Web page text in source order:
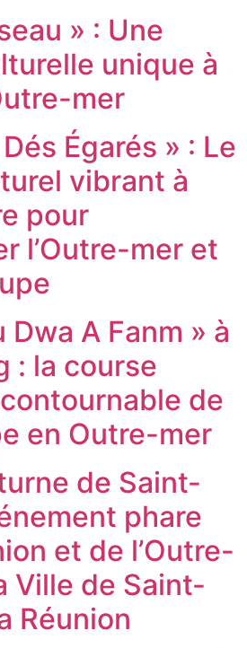
» : Une
unique à
mer
Égarés » : Le
vibrant à
pour
l’Outre-mer et
Dwa A Fanm » à
: la course
de
en Outre-mer
de Saint-
phare
et de l’Outre-
Ville de Saint-
Réunion